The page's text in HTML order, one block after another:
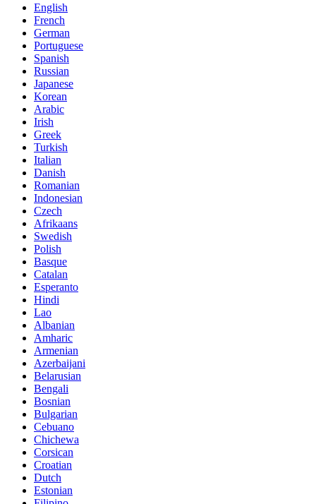
English
French
German
Portuguese
Spanish
Russian
Japanese
Korean
Arabic
Irish
Greek
Turkish
Italian
Danish
Romanian
Indonesian
Czech
Afrikaans
Swedish
Polish
Basque
Catalan
Esperanto
Hindi
Lao
Albanian
Amharic
Armenian
Azerbaijani
Belarusian
Bengali
Bosnian
Bulgarian
Cebuano
Chichewa
Corsican
Croatian
Dutch
Estonian